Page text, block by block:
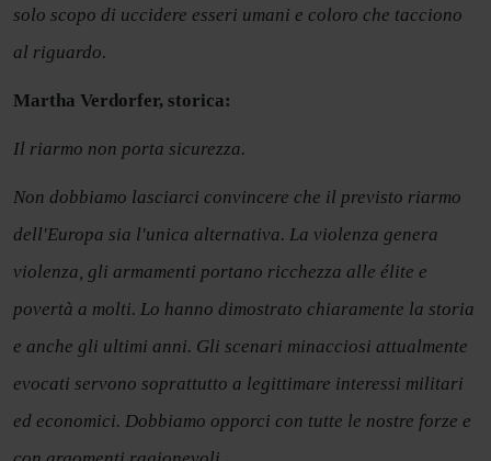
solo scopo di uccidere esseri umani e coloro che tacciono
al riguardo.
Martha Verdorfer, storica:
Il riarmo non porta sicurezza.
Non dobbiamo lasciarci convincere che il previsto riarmo
dell'Europa sia l'unica alternativa. La violenza genera
violenza, gli armamenti portano ricchezza alle élite e
povertà a molti. Lo hanno dimostrato chiaramente la storia
e anche gli ultimi anni. Gli scenari minacciosi attualmente
evocati servono soprattutto a legittimare interessi militari
ed economici. Dobbiamo opporci con tutte le nostre forze e